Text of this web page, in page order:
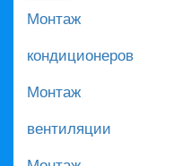
Монтаж
кондиционеров
Монтаж
вентиляции